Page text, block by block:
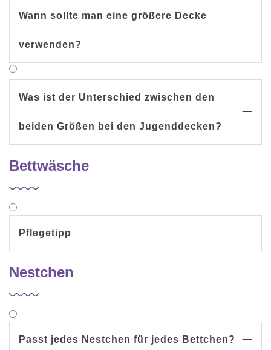
Wann sollte man eine größere Decke
verwenden?

Was ist der Unterschied zwischen den
beiden Größen bei den Jugenddecken?

Bettwäsche
Pflegetipp 
Nestchen
Passt jedes Nestchen für jedes Bettchen? 